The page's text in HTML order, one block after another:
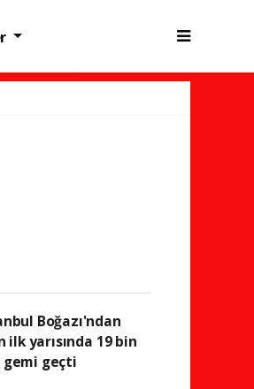
Boğazı'ndan
ilk yarısında 19 bin
gemi geçti